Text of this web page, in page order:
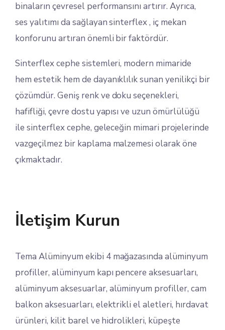
binaların çevresel performansını artırır. Ayrıca,
ses yalıtımı da sağlayan sinterflex , iç mekan
konforunu artıran önemli bir faktördür.
Sinterflex cephe sistemleri, modern mimaride
hem estetik hem de dayanıklılık sunan yenilikçi bir
çözümdür. Geniş renk ve doku seçenekleri,
hafifliği, çevre dostu yapısı ve uzun ömürlülüğü
ile sinterflex cephe, geleceğin mimari projelerinde
vazgeçilmez bir kaplama malzemesi olarak öne
çıkmaktadır.
İletişim Kurun
Tema Alüminyum ekibi 4 mağazasında alüminyum
profiller, alüminyum kapı pencere aksesuarları,
alüminyum aksesuarlar, alüminyum profiller, cam
balkon aksesuarları, elektrikli el aletleri, hırdavat
ürünleri, kilit barel ve hidrolikleri, küpeşte